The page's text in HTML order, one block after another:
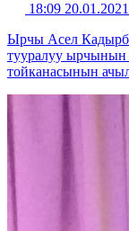
18:09 20.01.2021
Ырчы Асел
тууралуу
тойканасынын